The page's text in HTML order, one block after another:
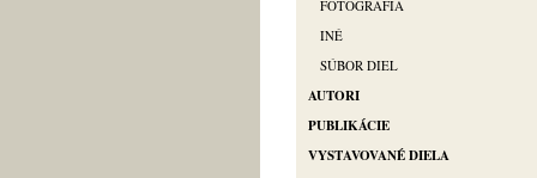
FOTOGRAFIA
INÉ
SÚBOR DIEL
AUTORI
PUBLIKÁCIE
VYSTAVOVANÉ DIELA